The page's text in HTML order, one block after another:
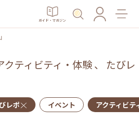
ガイド・マガジン
クティビティ・体験、 たびレ
レポ イベント アクティビテ